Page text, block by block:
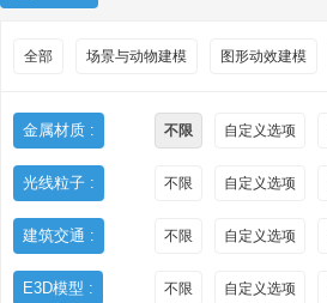
全部 场景与动物建模 图形动效建模
金属材质 : 不限 自定义选项
光线粒子 : 不限 自定义选项
建筑交通 : 不限 自定义选项
E3D模型 : 不限 自定义选项